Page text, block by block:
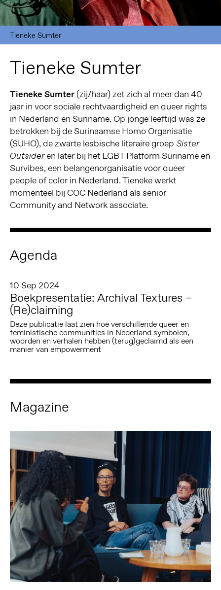
Tieneke Sumter
Tieneke Sumter
Tieneke Sumter(zij/haar) zet zich al meer dan 40
jaar in voor sociale rechtvaardigheid en queer rights
in Nederland en Suriname. Op jonge leeftijd was ze
betrokken bij de Surinaamse Homo Organisatie
(SUHO), de zwarte lesbische literaire groep Sister
Outsideren later bij het LGBT Platform Suriname en
Survibes, een belangenorganisatie voor queer
people of color in Nederland. Tieneke werkt
momenteel bij COC Nederland als senior
Community and Network associate.
Agenda
10 Sep 2024
Boekpresentatie: Archival Textures –
(Re)claiming
Deze publicatie laat zien hoe verschillende queer en
feministische communities in Nederland symbolen,
woorden en verhalen hebben (terug)geclaimd als een
manier van empowerment
Magazine